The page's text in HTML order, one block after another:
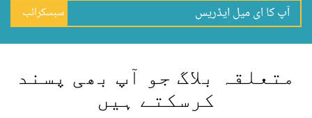
سبسکرائب
متعلقہ بلاگ جو آپ بھی پسند
کرسکتے ہیں